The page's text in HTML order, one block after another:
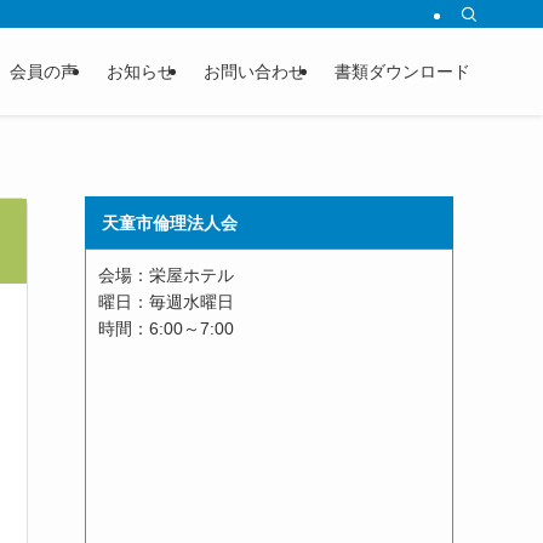
会員の声 お知らせ お問い合わせ 書類ダウンロード
天童市倫理法人会
会場：栄屋ホテル
曜日：毎週水曜日
時間：6:00～7:00